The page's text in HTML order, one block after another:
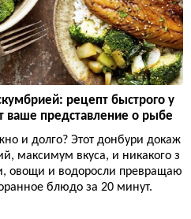
рецепт быстрого у
ваше представление о рыбе
и долго? Этот донбури докаж
максимум вкуса, и никакого з
овощи и водоросли превращаю
блюдо за 20 минут.